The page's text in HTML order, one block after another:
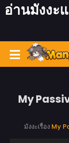
อ่านมังงะ
My
มังงะเรื่อง My